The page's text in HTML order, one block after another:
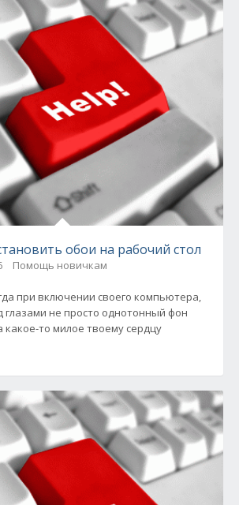
обои на рабочий стол
Помощь новичкам
при включении своего компьютера,
не просто однотонный фон
какое-то милое твоему сердцу